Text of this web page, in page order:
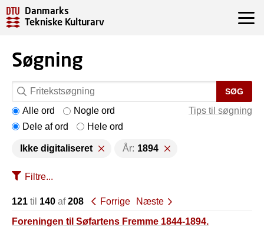
Danmarks
Tekniske Kulturarv
Søgning
SØG
Tips til søgning
Alle ord
Nogle ord
Dele af ord
Hele ord
Ikke digitaliseret År: 1894
Filtre...
121 til 140 af208 Forrige
Næste
Foreningen til Søfartens Fremme 1844-1894.